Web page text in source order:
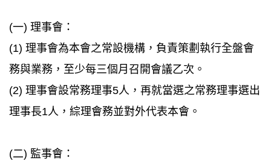
(一) 理事會：
(1) 理事會為本會之常設機構，負責策劃執行全盤會
務與業務，至少每三個月召開會議乙次。
(2) 理事會設常務理事5人，再就當選之常務理事選出
理事長1人，綜理會務並對外代表本會。
(二) 監事會：